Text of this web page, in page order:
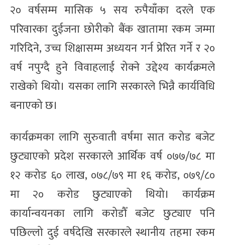
२० वर्षसम्म मासिक ५ सय रुपैयाँका दरले एक
परिवारका दुईजना छोरीको बैंक खातामा रकम जम्मा
गरिदिने, उच्च शिक्षासम्म अध्ययन गर्न प्रेरित गर्ने र २०
वर्ष नपुग्दै हुने विवाहलाई रोक्ने उद्देश्य कार्यक्रमले
राखेको थियो। यसका लागि सरकारले भिन्नै कार्यविधि
बनाएको छ।
कार्यक्रमका लागि सुरुवाती वर्षमा सात करोड बजेट
छुट्याएको प्रदेश सरकारले आर्थिक वर्ष ०७७/७८ मा
१२ करोड ६० लाख, ०७८/७९ मा १६ करोड, ०७९/८०
मा २० करोड छुट्याएको थियो। कार्यक्रम
कार्यान्वयनका लागि करोडौँ बजेट छुट्याए पनि
पछिल्लो दुई वर्षदेखि सरकारले स्थानीय तहमा रकम